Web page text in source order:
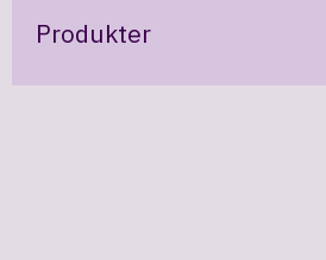
Produkter